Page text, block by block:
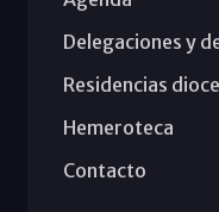
Delegaciones y
Residencias
Hemeroteca
Contacto